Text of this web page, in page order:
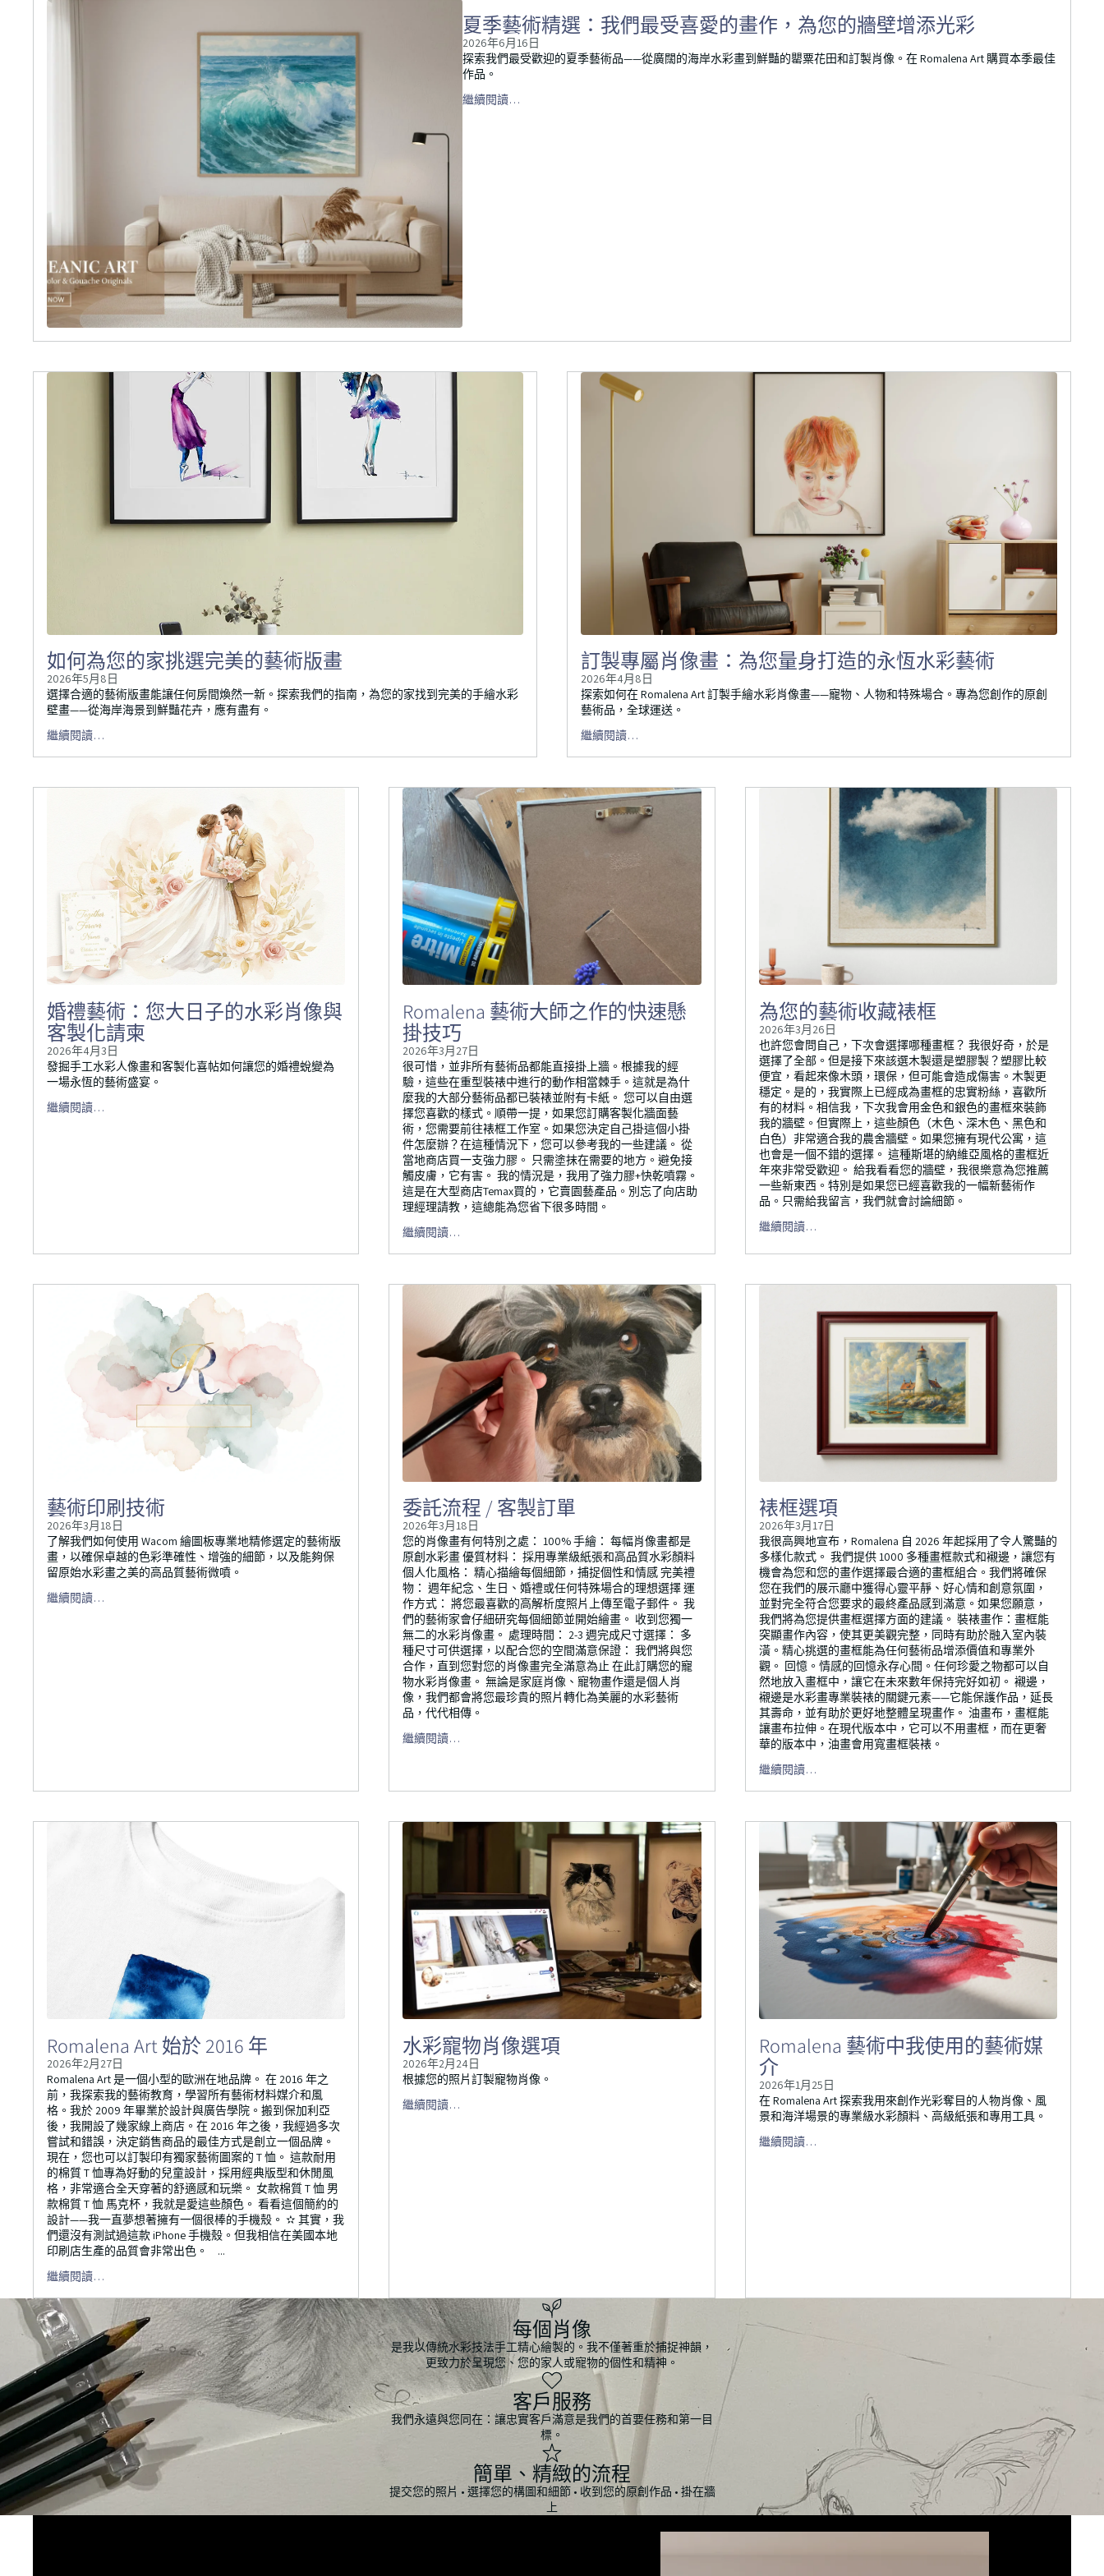
夏季藝術精選：我們最受喜愛的畫作，為您的牆壁增添光彩
2026年6月16日
探索我們最受歡迎的夏季藝術品——從廣闊的海岸水彩畫到鮮豔的罌粟花田和訂製肖像。在 Romalena Art 購買本季最佳
作品。
繼續閱讀…
如何為您的家挑選完美的藝術版畫
2026年5月8日
選擇合適的藝術版畫能讓任何房間煥然一新。探索我們的指南，為您的家找到完美的手繪水彩
壁畫——從海岸海景到鮮豔花卉，應有盡有。
繼續閱讀…
訂製專屬肖像畫：為您量身打造的永恆水彩藝術
2026年4月8日
探索如何在 Romalena Art 訂製手繪水彩肖像畫——寵物、人物和特殊場合。專為您創作的原創
藝術品，全球運送。
繼續閱讀…
婚禮藝術：您大日子的水彩肖像與
客製化請柬
2026年4月3日
發掘手工水彩人像畫和客製化喜帖如何讓您的婚禮蛻變為
一場永恆的藝術盛宴。
繼續閱讀…
Romalena 藝術大師之作的快速懸
掛技巧
2026年3月27日
很可惜，並非所有藝術品都能直接掛上牆。根據我的經
驗，這些在重型裝裱中進行的動作相當棘手。這就是為什
麼我的大部分藝術品都已裝裱並附有卡紙。 您可以自由選
擇您喜歡的樣式。順帶一提，如果您訂購客製化牆面藝
術，您需要前往裱框工作室。如果您決定自己掛這個小掛
件怎麼辦？在這種情況下，您可以參考我的一些建議。 從
當地商店買一支強力膠。 只需塗抹在需要的地方。避免接
觸皮膚，它有害。 我的情況是，我用了強力膠+快乾噴霧。
這是在大型商店Temax買的，它賣園藝產品。別忘了向店助
理經理請教，這總能為您省下很多時間。
繼續閱讀…
為您的藝術收藏裱框
2026年3月26日
也許您會問自己，下次會選擇哪種畫框？ 我很好奇，於是
選擇了全部。但是接下來該選木製還是塑膠製？塑膠比較
便宜，看起來像木頭，環保，但可能會造成傷害。木製更
穩定。是的，我實際上已經成為畫框的忠實粉絲，喜歡所
有的材料。相信我，下次我會用金色和銀色的畫框來裝飾
我的牆壁。但實際上，這些顏色（木色、深木色、黑色和
白色）非常適合我的農舍牆壁。如果您擁有現代公寓，這
也會是一個不錯的選擇。 這種斯堪的納維亞風格的畫框近
年來非常受歡迎。 給我看看您的牆壁，我很樂意為您推薦
一些新東西。特別是如果您已經喜歡我的一幅新藝術作
品。只需給我留言，我們就會討論細節。
繼續閱讀…
藝術印刷技術
2026年3月18日
了解我們如何使用 Wacom 繪圖板專業地精修選定的藝術版
畫，以確保卓越的色彩準確性、增強的細節，以及能夠保
留原始水彩畫之美的高品質藝術微噴。
繼續閱讀…
委託流程 / 客製訂單
2026年3月18日
您的肖像畫有何特別之處： 100% 手繪： 每幅肖像畫都是
原創水彩畫 優質材料： 採用專業級紙張和高品質水彩顏料
個人化風格： 精心描繪每個細節，捕捉個性和情感 完美禮
物： 週年紀念、生日、婚禮或任何特殊場合的理想選擇 運
作方式： 將您最喜歡的高解析度照片上傳至電子郵件。 我
們的藝術家會仔細研究每個細節並開始繪畫。 收到您獨一
無二的水彩肖像畫。 處理時間： 2-3 週完成尺寸選擇： 多
種尺寸可供選擇，以配合您的空間滿意保證： 我們將與您
合作，直到您對您的肖像畫完全滿意為止 在此訂購您的寵
物水彩肖像畫。 無論是家庭肖像、寵物畫作還是個人肖
像，我們都會將您最珍貴的照片轉化為美麗的水彩藝術
品，代代相傳。
繼續閱讀…
裱框選項
2026年3月17日
我很高興地宣布，Romalena 自 2026 年起採用了令人驚豔的
多樣化款式。 我們提供 1000 多種畫框款式和襯邊，讓您有
機會為您和您的畫作選擇最合適的畫框組合。我們將確保
您在我們的展示廳中獲得心靈平靜、好心情和創意氛圍，
並對完全符合您要求的最終產品感到滿意。如果您願意，
我們將為您提供畫框選擇方面的建議。 裝裱畫作：畫框能
突顯畫作內容，使其更美觀完整，同時有助於融入室內裝
潢。精心挑選的畫框能為任何藝術品增添價值和專業外
觀。 回憶。情感的回憶永存心間。任何珍愛之物都可以自
然地放入畫框中，讓它在未來數年保持完好如初。 襯邊，
襯邊是水彩畫專業裝裱的關鍵元素——它能保護作品，延長
其壽命，並有助於更好地整體呈現畫作。 油畫布，畫框能
讓畫布拉伸。在現代版本中，它可以不用畫框，而在更奢
華的版本中，油畫會用寬畫框裝裱。
繼續閱讀…
Romalena Art 始於 2016 年
2026年2月27日
Romalena Art 是一個小型的歐洲在地品牌。 在 2016 年之
前，我探索我的藝術教育，學習所有藝術材料媒介和風
格。我於 2009 年畢業於設計與廣告學院。搬到保加利亞
後，我開設了幾家線上商店。在 2016 年之後，我經過多次
嘗試和錯誤，決定銷售商品的最佳方式是創立一個品牌。
現在，您也可以訂製印有獨家藝術圖案的 T 恤。 這款耐用
的棉質 T 恤專為好動的兒童設計，採用經典版型和休閒風
格，非常適合全天穿著的舒適感和玩樂。 女款棉質 T 恤 男
款棉質 T 恤 馬克杯，我就是愛這些顏色。 看看這個簡約的
設計——我一直夢想著擁有一個很棒的手機殼。 ✫ 其實，我
們還沒有測試過這款 iPhone 手機殼。但我相信在美國本地
印刷店生產的品質會非常出色。 ...
繼續閱讀…
水彩寵物肖像選項
2026年2月24日
根據您的照片訂製寵物肖像。
繼續閱讀…
Romalena 藝術中我使用的藝術媒
介
2026年1月25日
在 Romalena Art 探索我用來創作光彩奪目的人物肖像、風
景和海洋場景的專業級水彩顏料、高級紙張和專用工具。
繼續閱讀…
每個肖像
是我以傳統水彩技法手工精心繪製的。我不僅著重於捕捉神韻，
更致力於呈現您、您的家人或寵物的個性和精神。
客戶服務
我們永遠與您同在：讓忠實客戶滿意是我們的首要任務和第一目
標。
簡單、精緻的流程
提交您的照片 • 選擇您的構圖和細節 • 收到您的原創作品 • 掛在牆
上